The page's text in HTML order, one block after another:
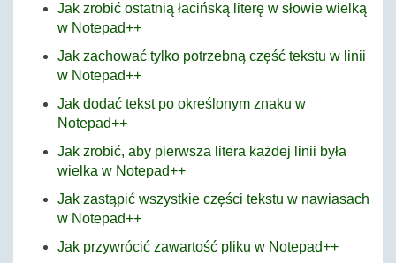
Jak zrobić ostatnią łacińską literę w słowie wielką
w Notepad++
Jak zachować tylko potrzebną część tekstu w linii
w Notepad++
Jak dodać tekst po określonym znaku w
Notepad++
Jak zrobić, aby pierwsza litera każdej linii była
wielka w Notepad++
Jak zastąpić wszystkie części tekstu w nawiasach
w Notepad++
Jak przywrócić zawartość pliku w Notepad++